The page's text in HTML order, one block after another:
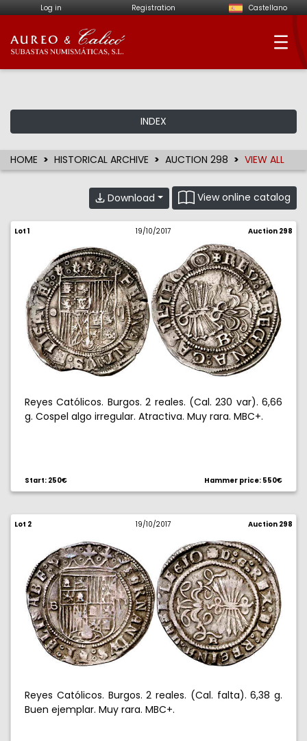
Log in Registration Castellano
Aureo & Calicó -
INDEX
HOME HISTORICAL ARCHIVE AUCTION 298 VIEW ALL
Download View online catalog
Lot 1 19/10/2017 Auction 298
Reyes Católicos. Burgos. 2 reales. (Cal. 230 var). 6,66
g. Cospel algo irregular. Atractiva. Muy rara. MBC+.
Start: 250€ Hammer price: 550€
Lot 2 19/10/2017 Auction 298
Reyes Católicos. Burgos. 2 reales. (Cal. falta). 6,38 g.
Buen ejemplar. Muy rara. MBC+.